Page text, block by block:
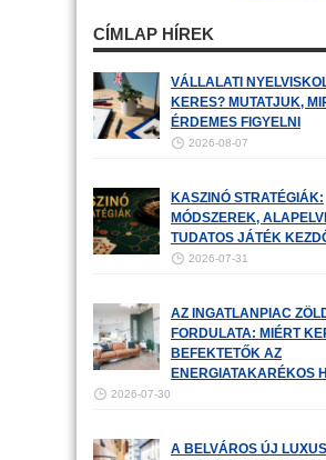
CÍMLAP HÍREK
VÁLLALATI
KERES? MUTATJUK,
ÉRDEMES FIGYELNI
2026-08-07
KASZINÓ STRATÉGIÁK:
MÓDSZEREK,
TUDATOS JÁTÉK
2026-07-31
AZ INGATLANPIAC
FORDULATA: MIÉRT
BEFEKTETŐK AZ
ENERGIATAKARÉKOS
2026-07-30
A BELVÁROS ÚJ